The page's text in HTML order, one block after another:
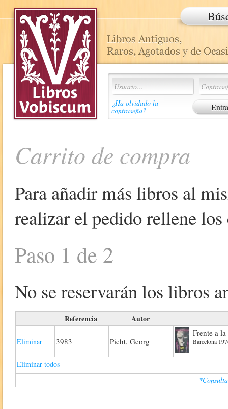
¿Ha olvidado la
contraseña?
Carrito de compra
Para añadir más libros al
realizar el pedido rellene
Paso 1 de 2
No se reservarán los libros
Referencia Autor
Eliminar 3983 Picht, Georg
Frente a
Barcelona
Eliminar todos